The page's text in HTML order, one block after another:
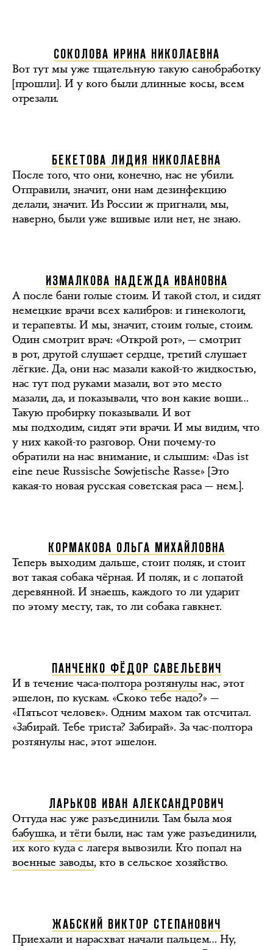
СОКОЛОВА ИРИНА НИКОЛАЕВНА
Вот тут мы уже тщательную такую санобработку
[прошли]. И у кого были длинные косы, всем
отрезали.
БЕКЕТОВА ЛИДИЯ НИКОЛАЕВНА
После того, что они, конечно, нас не убили.
Отправили, значит, они нам дезинфекцию
делали, значит. Из России ж пригнали, мы,
наверно, были уже вшивые или нет, не знаю.
ИЗМАЛКОВА НАДЕЖДА ИВАНОВНА
А после бани голые стоим. И такой стол, и сидят
немецкие врачи всех калибров: и гинекологи,
и терапевты. И мы, значит, стоим голые, стоим.
Один смотрит врач: «Открой рот», — смотрит
в рот, другой слушает сердце, третий слушает
лёгкие. Да, они нас мазали какой-то жидкостью,
нас тут под руками мазали, вот это место
мазали, да, и показывали, что вон какие воши…
Такую пробирку показывали. И вот
мы подходим, сидят эти врачи. И мы видим, что
у них какой-то разговор. Они почему-то
обратили на нас внимание, и слышим: «Das ist
eine neue Russische Sowjetische Rasse» [Это
какая-то новая русская советская раса — нем.].
КОРМАКОВА ОЛЬГА МИХАЙЛОВНА
Теперь выходим дальше, стоит поляк, и стоит
вот такая собака чёрная. И поляк, и с лопатой
деревянной. И знаешь, каждого то ли ударит
по этому месту, так, то ли собака гавкнет.
ПАНЧЕНКО ФЁДОР САВЕЛЬЕВИЧ
И в течение часа-полтора розтянулы нас, этот
эшелон, по кускам. «Скоко тебе надо?» —
«Пятьсот человек». Одним махом так отсчитал.
«Забирай. Тебе триста? Забирай». За час-полтора
розтянулы нас, этот эшелон.
ЛАРЬКОВ ИВАН АЛЕКСАНДРОВИЧ
Оттуда нас уже разъединили. Там была моя
бабушка, и тёти были, нас там уже разъединили,
их кого куда с лагеря вывозили. Кто попал на
военные заводы, кто в сельское хозяйство.
ЖАБСКИЙ ВИКТОР СТЕПАНОВИЧ
Приехали и нарасхват начали пальцем… Ну,